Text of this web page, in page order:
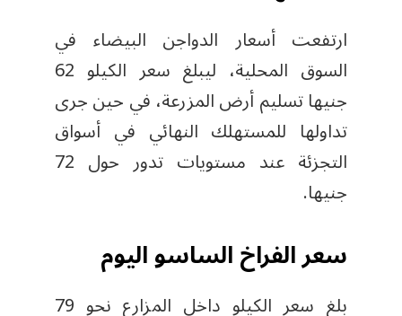
ارتفعت أسعار الدواجن البيضاء في
السوق المحلية، ليبلغ سعر الكيلو 62
جنيها تسليم أرض المزرعة، في حين جرى
تداولها للمستهلك النهائي في أسواق
التجزئة عند مستويات تدور حول 72
جنيها.
سعر الفراخ الساسو اليوم
بلغ سعر الكيلو داخل المزارع نحو 79